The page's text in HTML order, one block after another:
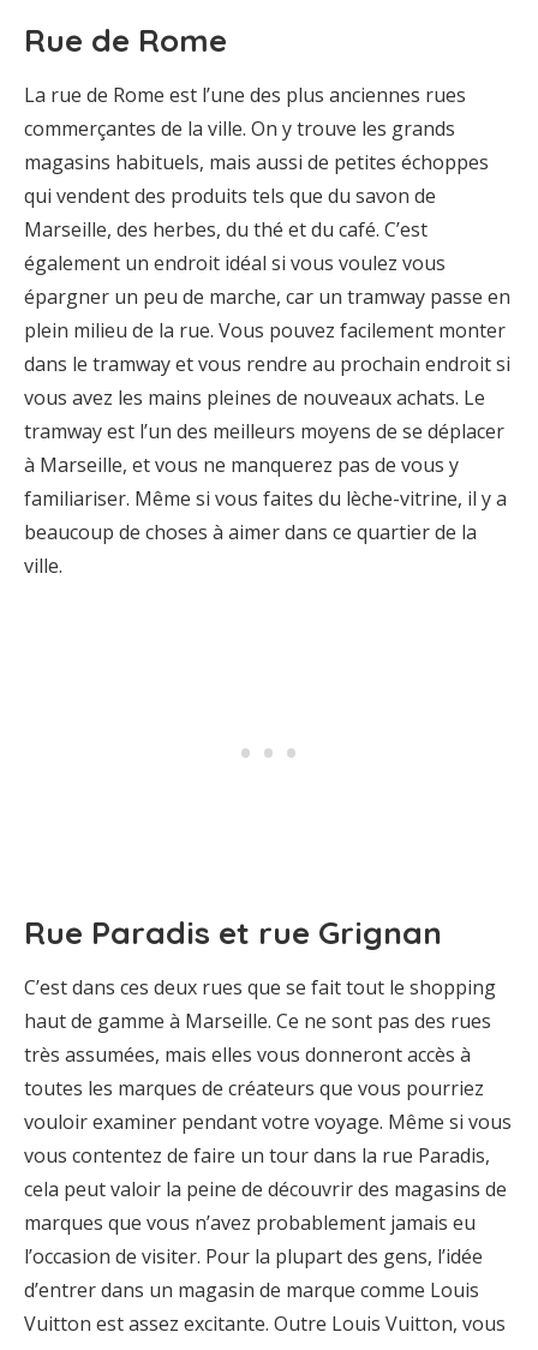
Rue de Rome
La rue de Rome est l’une des plus anciennes rues
commerçantes de la ville. On y trouve les grands
magasins habituels, mais aussi de petites échoppes
qui vendent des produits tels que du savon de
Marseille, des herbes, du thé et du café. C’est
également un endroit idéal si vous voulez vous
épargner un peu de marche, car un tramway passe en
plein milieu de la rue. Vous pouvez facilement monter
dans le tramway et vous rendre au prochain endroit si
vous avez les mains pleines de nouveaux achats. Le
tramway est l’un des meilleurs moyens de se déplacer
à Marseille, et vous ne manquerez pas de vous y
familiariser. Même si vous faites du lèche-vitrine, il y a
beaucoup de choses à aimer dans ce quartier de la
ville.
Rue Paradis et rue Grignan
C’est dans ces deux rues que se fait tout le shopping
haut de gamme à Marseille. Ce ne sont pas des rues
très assumées, mais elles vous donneront accès à
toutes les marques de créateurs que vous pourriez
vouloir examiner pendant votre voyage. Même si vous
vous contentez de faire un tour dans la rue Paradis,
cela peut valoir la peine de découvrir des magasins de
marques que vous n’avez probablement jamais eu
l’occasion de visiter. Pour la plupart des gens, l’idée
d’entrer dans un magasin de marque comme Louis
Vuitton est assez excitante. Outre Louis Vuitton, vous